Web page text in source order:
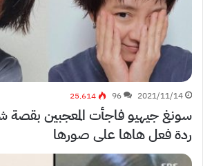
2021/11/14
96 25٬614
سونغ جيهيو فاجأت المعجبين بقصة
ردة فعل هاها على صورها